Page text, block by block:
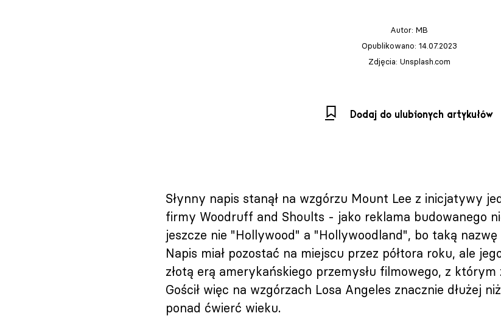
Autor: MB
Opublikowano: 14.07.2023
Zdjęcia: Unsplash.com
Dodaj do ulubionych artykułów
Słynny napis stanął na wzgórzu Mount Lee z inicjatywy
firmy Woodruff and Shoults - jako reklama budowanego
jeszcze nie "Hollywood" a "Hollywoodland", bo taką nazwę
Napis miał pozostać na miejscu przez półtora roku, ale
złotą erą amerykańskiego przemysłu filmowego, z którym
Gościł więc na wzgórzach Losa Angeles znacznie dłużej
ponad ćwierć wieku.